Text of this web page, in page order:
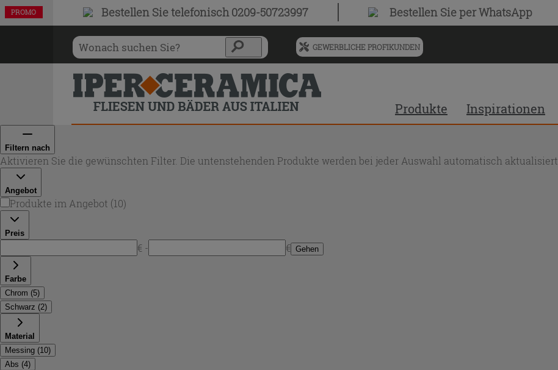
Bestellen Sietelefonisch 0209-50723997 Bestellen Sieper WhatsApp
Menü
vorgeschlagenen
Siteinhalt
und
Suchprotokoll
GEWERBLICHE PROFIKUNDEN
Produkte Inspirationen
Filtern nach
Aktivieren Sie die gewünschten Filter. Die untenstehenden Produkte werden bei jeder Auswahl automatisch aktualisiert.
Angebot
Produkte im Angebot (10)
Preis
€ - € Gehen
Farbe
Chrom (5)
Schwarz (2)
Material
Messing (10)
Abs (4)
PROMO
PROMO
PROMO
PROMO
PROMO
PROMO
PROMO
PROMO
PROMO
PROMO